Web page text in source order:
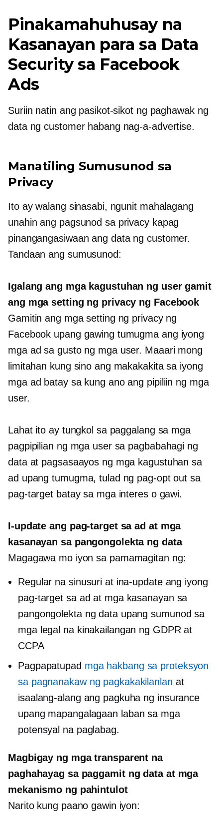
Pinakamahuhusay na
Kasanayan para sa Data
Security sa Facebook
Ads
Suriin natin ang pasikot-sikot ng paghawak ng
data ng customer habang nag-a-advertise.
Manatiling Sumusunod sa
Privacy
Ito ay walang sinasabi, ngunit mahalagang
unahin ang pagsunod sa privacy kapag
pinangangasiwaan ang data ng customer.
Tandaan ang sumusunod:
Igalang ang mga kagustuhan ng user gamit
ang mga setting ng privacy ng Facebook
Gamitin ang mga setting ng privacy ng
Facebook upang gawing tumugma ang iyong
mga ad sa gusto ng mga user. Maaari mong
limitahan kung sino ang makakakita sa iyong
mga ad batay sa kung ano ang pipiliin ng mga
user.
Lahat ito ay tungkol sa paggalang sa mga
pagpipilian ng mga user sa pagbabahagi ng
data at pagsasaayos ng mga kagustuhan sa
ad upang tumugma, tulad ng pag-opt out sa
pag-target batay sa mga interes o gawi.
I-update ang pag-target sa ad at mga
kasanayan sa pangongolekta ng data
Magagawa mo iyon sa pamamagitan ng:
Regular na sinusuri at ina-update ang iyong
pag-target sa ad at mga kasanayan sa
pangongolekta ng data upang sumunod sa
mga legal na kinakailangan ng GDPR at
CCPA
Pagpapatupad mga hakbang sa proteksyon
sa pagnanakaw ng pagkakakilanlan at
isaalang-alang ang pagkuha ng insurance
upang mapangalagaan laban sa mga
potensyal na paglabag.
Magbigay ng mga transparent na
paghahayag sa paggamit ng data at mga
mekanismo ng pahintulot
Narito kung paano gawin iyon: